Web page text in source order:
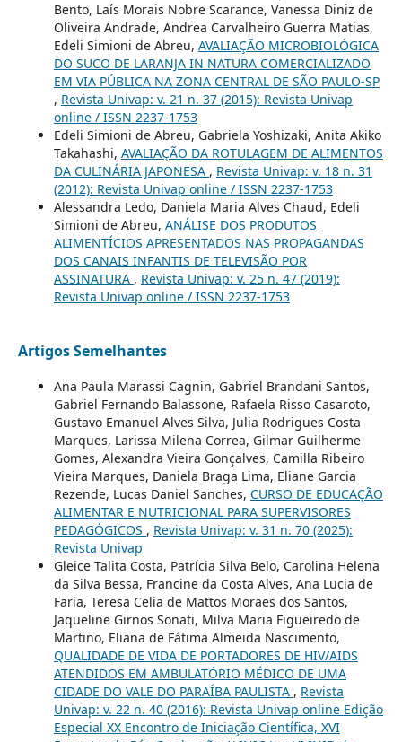
Bento, Laís Morais Nobre Scarance, Vanessa Diniz de
Oliveira Andrade, Andrea Carvalheiro Guerra Matias,
Edeli Simioni de Abreu, AVALIAÇÃO MICROBIOLÓGICA
DO SUCO DE LARANJA IN NATURA COMERCIALIZADO
EM VIA PÚBLICA NA ZONA CENTRAL DE SÃO PAULO-SP
, Revista Univap: v. 21 n. 37 (2015): Revista Univap
online / ISSN 2237-1753
Edeli Simioni de Abreu, Gabriela Yoshizaki, Anita Akiko
Takahashi, AVALIAÇÃO DA ROTULAGEM DE ALIMENTOS
DA CULINÁRIA JAPONESA , Revista Univap: v. 18 n. 31
(2012): Revista Univap online / ISSN 2237-1753
Alessandra Ledo, Daniela Maria Alves Chaud, Edeli
Simioni de Abreu, ANÁLISE DOS PRODUTOS
ALIMENTÍCIOS APRESENTADOS NAS PROPAGANDAS
DOS CANAIS INFANTIS DE TELEVISÃO POR
ASSINATURA , Revista Univap: v. 25 n. 47 (2019):
Revista Univap online / ISSN 2237-1753
Artigos Semelhantes
Ana Paula Marassi Cagnin, Gabriel Brandani Santos,
Gabriel Fernando Balassone, Rafaela Risso Casaroto,
Gustavo Emanuel Alves Silva, Julia Rodrigues Costa
Marques, Larissa Milena Correa, Gilmar Guilherme
Gomes, Alexandra Vieira Gonçalves, Camilla Ribeiro
Vieira Marques, Daniela Braga Lima, Eliane Garcia
Rezende, Lucas Daniel Sanches, CURSO DE EDUCAÇÃO
ALIMENTAR E NUTRICIONAL PARA SUPERVISORES
PEDAGÓGICOS , Revista Univap: v. 31 n. 70 (2025):
Revista Univap
Gleice Talita Costa, Patrícia Silva Belo, Carolina Helena
da Silva Bessa, Francine da Costa Alves, Ana Lucia de
Faria, Teresa Celia de Mattos Moraes dos Santos,
Jaqueline Girnos Sonati, Milva Maria Figueiredo de
Martino, Eliana de Fátima Almeida Nascimento,
QUALIDADE DE VIDA DE PORTADORES DE HIV/AIDS
ATENDIDOS EM AMBULATÓRIO MÉDICO DE UMA
CIDADE DO VALE DO PARAÍBA PAULISTA , Revista
Univap: v. 22 n. 40 (2016): Revista Univap online Edição
Especial XX Encontro de Iniciação Científica, XVI